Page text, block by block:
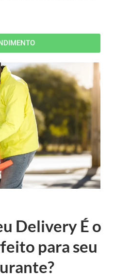
Delivery É o
para seu